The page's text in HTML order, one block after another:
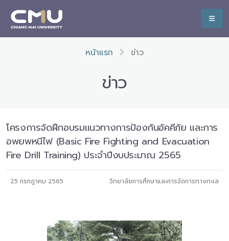
หน้าแรก ข่าว
ข่าว
โครงการจัดฝึกอบรมแนวทางการป้องกันอัคคีภัย และการ
อพยพหนีไฟ (Basic Fire Fighting and Evacuation
Fire Drill Training) ประจำปีงบประมาณ 2565
25 กรกฎาคม 2565 วิทยาลัยการศึกษาและการจัดการทางทะเล